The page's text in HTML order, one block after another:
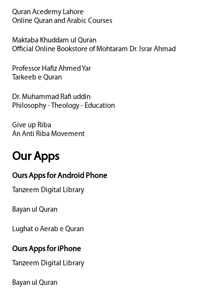
Quran Acedemy Lahore
Online Quran and Arabic Courses
Maktaba Khuddam ul Quran
Official Online Bookstore of Mohtaram Dr. Israr Ahmad
Professor Hafiz Ahmed Yar
Tarkeeb e Quran
Dr. Muhammad Rafi uddin
Philosophy - Theology - Education
Give up Riba
An Anti Riba Movement
Our Apps
Ours Apps for Android Phone
Tanzeem Digital Library
Bayan ul Quran
Lughat o Aerab e Quran
Ours Apps for iPhone
Tanzeem Digital Library
Bayan ul Quran